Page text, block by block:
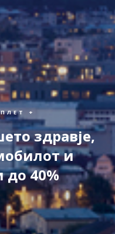
+
здравје,
и
до 40%